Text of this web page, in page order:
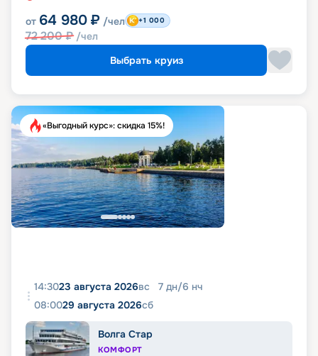
от 64 980 ₽ /чел
72 200₽ /чел
+1 000
Выбрать круиз
«Выгодный курс»: скидка 15%!
14:3023 августа 2026вс 7 дн/6 нч
08:0029 августа 2026сб
Волга Стар
КОМФОРТ